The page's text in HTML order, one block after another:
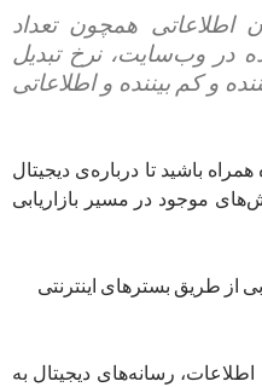
اطلاعاتی همچون تعداد
در وب‌سایت، نرخ تبدیل
و کم بیننده و اطلاعاتی
باشید تا درباره‌ی دیجیتال
موجود در مسیر بازاریابی
از طریق بسترهای اینترنتی
رسانه‌های دیجیتال به